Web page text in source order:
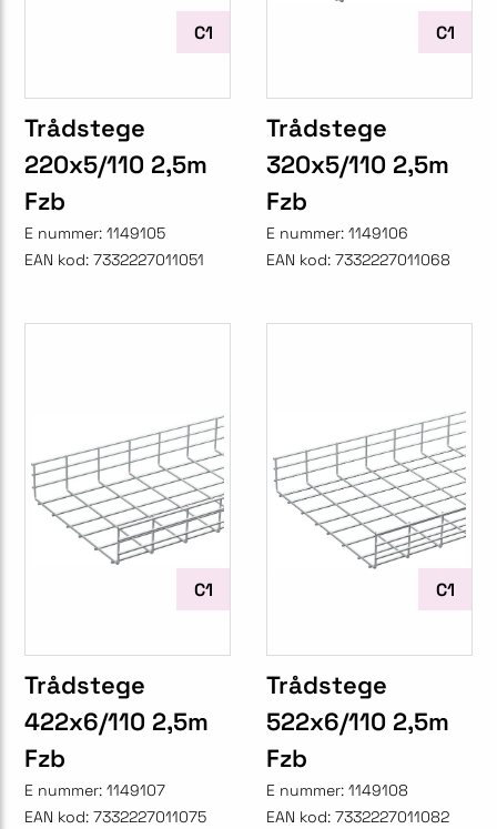
C1
Trådstege
220x5/110 2,5m
Fzb
E nummer: 1149105
EAN kod: 7332227011051
C1
Trådstege
320x5/110 2,5m
Fzb
E nummer: 1149106
EAN kod: 7332227011068
C1
Trådstege
422x6/110 2,5m
Fzb
E nummer: 1149107
EAN kod: 7332227011075
C1
Trådstege
522x6/110 2,5m
Fzb
E nummer: 1149108
EAN kod: 7332227011082